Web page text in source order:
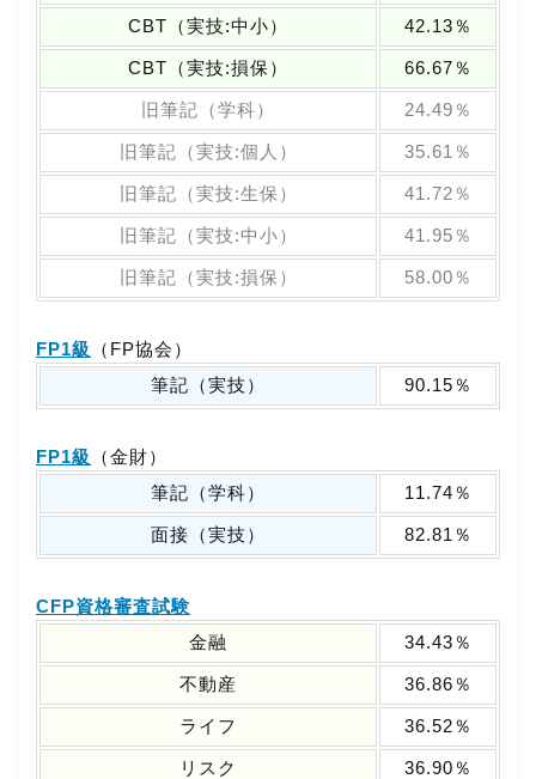
CBT（実技:中小） 42.13％
CBT（実技:損保） 66.67％
旧筆記（学科） 24.49％
旧筆記（実技:個人） 35.61％
旧筆記（実技:生保） 41.72％
旧筆記（実技:中小） 41.95％
旧筆記（実技:損保） 58.00％
FP1級
（FP協会）
筆記（実技）
90.15％
FP1級
（金財）
筆記（学科）
11.74％
面接（実技） 82.81％
CFP資格審査試験
金融
34.43％
不動産 36.86％
ライフ 36.52％
リスク 36.90％